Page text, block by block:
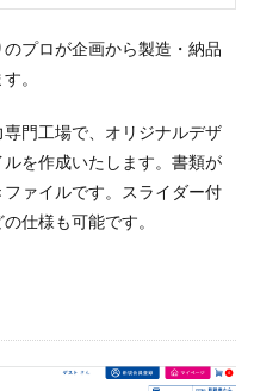
プロが企画から製造・納品
。
門工場で、オリジナルデザ
を作成いたします。 書類が
ァイルです。スライダー付
仕様も可能です。